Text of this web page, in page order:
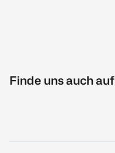
Finde uns auch auf